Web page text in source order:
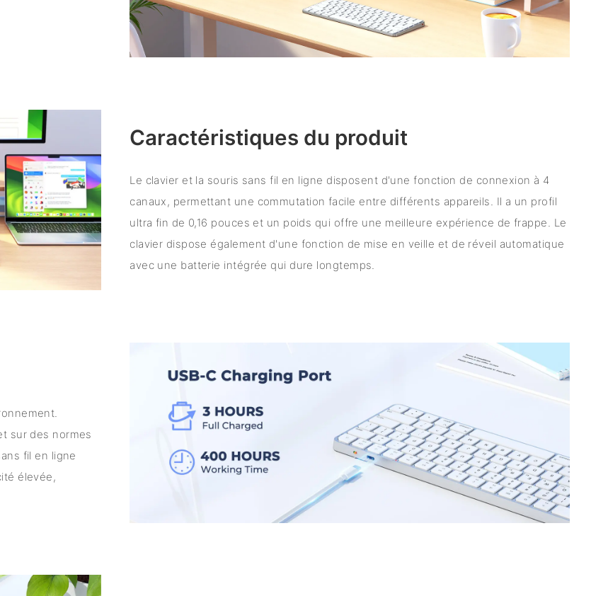
Caractéristiques du produit
Le clavier et la souris sans fil en ligne disposent d'une fonction de connexion à 4
canaux, permettant une commutation facile entre différents appareils. Il a un profil
ultra fin de 0,16 pouces et un poids qui offre une meilleure expérience de frappe. Le
clavier dispose également d'une fonction de mise en veille et de réveil automatique
avec une batterie intégrée qui dure longtemps.
sur des normes
fil en ligne
élevée,